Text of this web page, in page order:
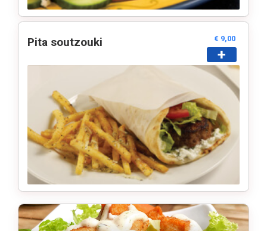
Pita soutzouki € 9,00
+